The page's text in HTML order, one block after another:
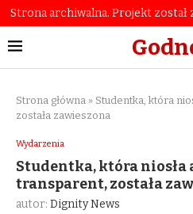
Strona archiwalna. Projekt został
Strona główna » Studentka, która
została zawieszona
Wydarzenia
Studentka, która
transparent, została
autor: Dignity News